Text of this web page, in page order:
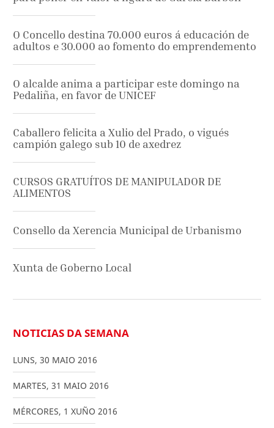
O Concello destina 70.000 euros á educación de
adultos e 30.000 ao fomento do emprendemento
O alcalde anima a participar este domingo na
Pedaliña, en favor de UNICEF
Caballero felicita a Xulio del Prado, o vigués
campión galego sub 10 de axedrez
CURSOS GRATUÍTOS DE MANIPULADOR DE
ALIMENTOS
Consello da Xerencia Municipal de Urbanismo
Xunta de Goberno Local
NOTICIAS DA SEMANA
LUNS, 30 MAIO 2016
MARTES, 31 MAIO 2016
MÉRCORES, 1 XUÑO 2016